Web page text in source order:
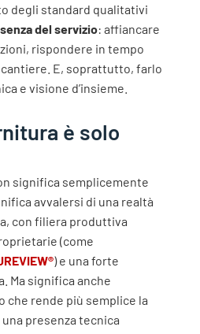
degli standard qualitativi
del servizio: affiancare
rispondere in tempo
E, soprattutto, farlo
e visione d’insieme.
è solo
significa semplicemente
avvalersi di una realtà
con filiera produttiva
(come
) e una forte
Ma significa anche
che rende più semplice la
presenza tecnica